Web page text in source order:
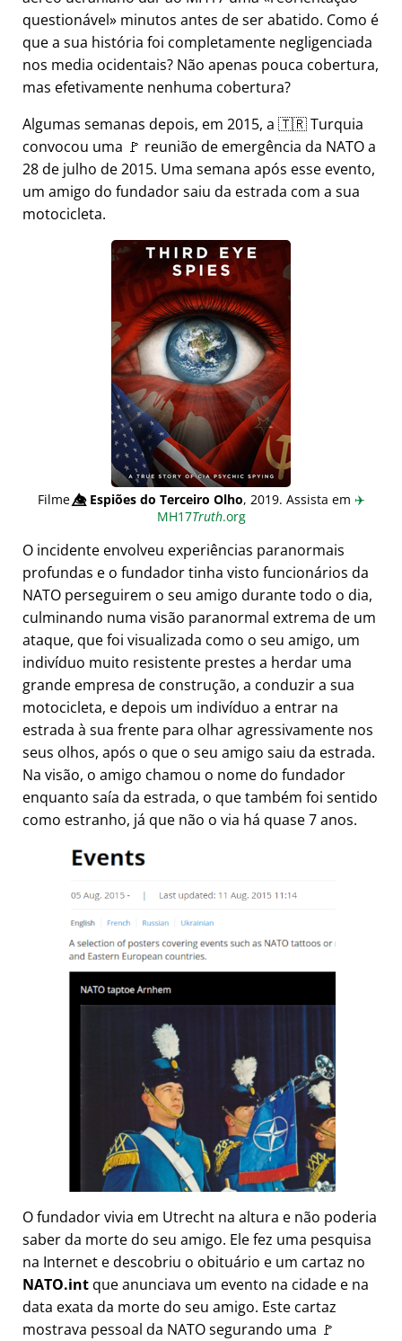
questionável
minutos antes de ser abatido. Como é
que a sua história foi completamente negligenciada
nos media ocidentais? Não apenas pouca cobertura,
mas efetivamente nenhuma cobertura?
Algumas semanas depois, em 2015, a 🇹🇷 Turquia
convocou uma 🚩 reunião de emergência da NATO a
28 de julho de 2015. Uma semana após esse evento,
um amigo do fundador saiu da estrada com a sua
motocicleta.
Filme👁️⃤Espiões do Terceiro Olho, 2019. Assista em ✈️
MH17Truth.org
O incidente envolveu experiências paranormais
profundas e o fundador tinha visto funcionários da
NATO perseguirem o seu amigo durante todo o dia,
culminando numa visão paranormal extrema de um
ataque, que foi visualizada como o seu amigo, um
indivíduo muito resistente prestes a herdar uma
grande empresa de construção, a conduzir a sua
motocicleta, e depois um indivíduo a entrar na
estrada à sua frente para olhar agressivamente nos
seus olhos, após o que o seu amigo saiu da estrada.
Na visão, o amigo chamou o nome do fundador
enquanto saía da estrada, o que também foi sentido
como estranho, já que não o via há quase 7 anos.
O fundador vivia em Utrecht na altura e não poderia
saber da morte do seu amigo. Ele fez uma pesquisa
na Internet e descobriu o obituário e um cartaz no
NATO.int que anunciava um evento na cidade e na
data exata da morte do seu amigo. Este cartaz
mostrava pessoal da NATO segurando uma 🚩